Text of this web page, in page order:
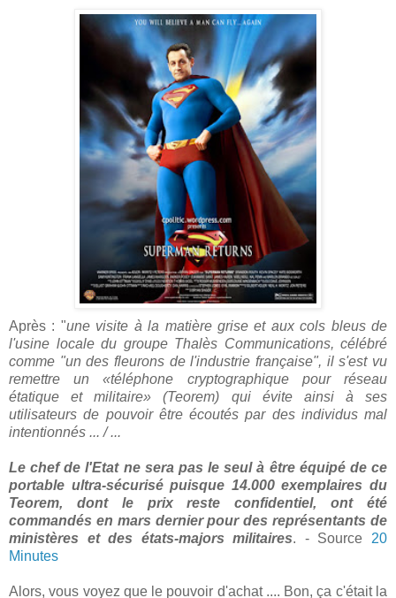
Après : "une visite à la matière grise et aux cols bleus de
l'usine locale du groupe Thalès Communications, célébré
comme "un des fleurons de l'industrie française", il s'est vu
remettre un «téléphone cryptographique pour réseau
étatique et militaire» (Teorem) qui évite ainsi à ses
utilisateurs de pouvoir être écoutés par des individus mal
intentionnés ... / ...
Le chef de l'Etat ne sera pas le seul à être équipé de ce
portable ultra-sécurisé puisque 14.000 exemplaires du
Teorem, dont le prix reste confidentiel, ont été
commandés en mars dernier pour des représentants de
ministères et des états-majors militaires. - Source 20
Minutes
Alors, vous voyez que le pouvoir d'achat .... Bon, ça c'était la